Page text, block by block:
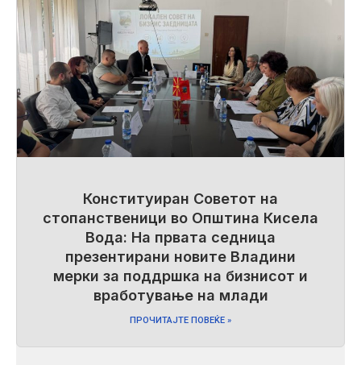
Конституиран Советот на
стопанственици во Општина Кисела
Вода: На првата седница
презентирани новите Владини
мерки за поддршка на бизнисот и
вработување на млади
ПРОЧИТАЈТЕ ПОВЕЌЕ »